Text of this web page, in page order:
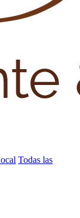
Todas las